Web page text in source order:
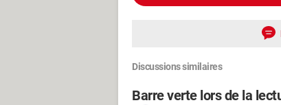
Discussions similaires
Barre verte lors de la